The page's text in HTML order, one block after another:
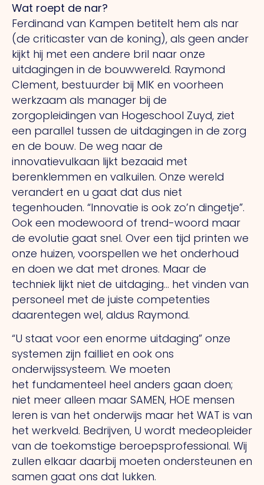
Wat roept de nar?
Ferdinand van Kampen betitelt hem als nar
(de criticaster van de koning), als geen ander
kijkt hij met een andere bril naar onze
uitdagingen in de bouwwereld. Raymond
Clement, bestuurder bij MIK en voorheen
werkzaam als manager bij de
zorgopleidingen van Hogeschool Zuyd, ziet
een parallel tussen de uitdagingen in de zorg
en de bouw. De weg naar de
innovatievulkaan lijkt bezaaid met
berenklemmen en valkuilen. Onze wereld
verandert en u gaat dat dus niet
tegenhouden. “Innovatie is ook zo’n dingetje”.
Ook een modewoord of trend-woord maar
de evolutie gaat snel. Over een tijd printen we
onze huizen, voorspellen we het onderhoud
en doen we dat met drones. Maar de
techniek lijkt niet de uitdaging… het vinden van
personeel met de juiste competenties
daarentegen wel, aldus Raymond.
“U staat voor een enorme uitdaging” onze
systemen zijn failliet en ook ons
onderwijssysteem. We moeten
het fundamenteel heel anders gaan doen;
niet meer alleen maar SAMEN, HOE mensen
leren is van het onderwijs maar het WAT is van
het werkveld. Bedrijven, U wordt medeopleider
van de toekomstige beroepsprofessional. Wij
zullen elkaar daarbij moeten ondersteunen en
samen gaat ons dat lukken.